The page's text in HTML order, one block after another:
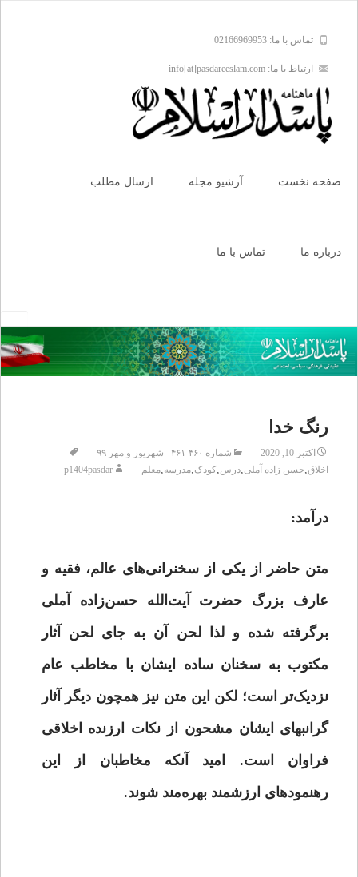
تماس با ما: 02166969953
ارتباط با ما: info[at]pasdareeslam.com
content
صفحه نخست آرشیو مجله ارسال مطلب
درباره ما تماس با ما
رنگ خدا
اکتبر 10, 2020
شماره ۴۶۰-۴۶۱– شهریور و مهر ۹۹
اخلاق,حسن زاده آملی,درس,کودک,مدرسه,معلم p1404pasdar
درآمد:
متن حاضر از یکی از سخنرانی‌های عالم، فقیه و
عارف بزرگ حضرت آیت‌الله حسن‌زاده آملی
برگرفته شده و لذا لحن آن به جای لحن آثار
مکتوب به سخنان ساده ایشان با مخاطب عام
نزدیک‌تر است؛ لکن این متن نیز همچون دیگر آثار
گرانبهای ایشان مشحون از نکات ارزنده اخلاقی
فراوان است. امید آنکه مخاطبان از این
رهنمودهای ارزشمند بهره‌مند شوند.